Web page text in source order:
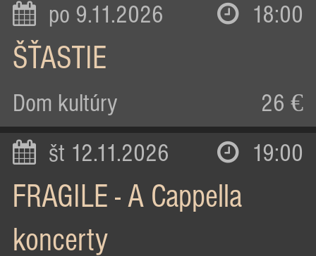
po 9.11.2026 18:00
ŠŤASTIE
Dom kultúry 26 €
št 12.11.2026 19:00
FRAGILE - A Cappella
koncerty